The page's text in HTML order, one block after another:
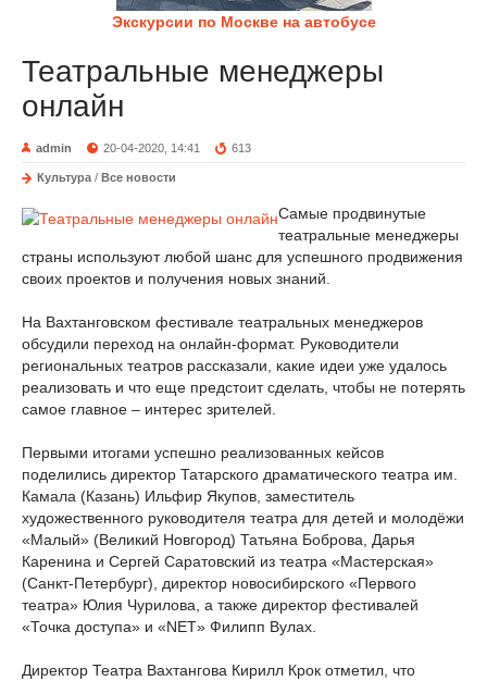
Экскурсии по Москве на автобусе
Театральные менеджеры
онлайн
admin 20-04-2020, 14:41 613
Культура / Все новости
Самые продвинутые
театральные менеджеры
страны используют любой шанс для успешного продвижения
своих проектов и получения новых знаний.
На Вахтанговском фестивале театральных менеджеров
обсудили переход на онлайн-формат. Руководители
региональных театров рассказали, какие идеи уже удалось
реализовать и что еще предстоит сделать, чтобы не потерять
самое главное – интерес зрителей.
Первыми итогами успешно реализованных кейсов
поделились директор Татарского драматического театра им.
Камала (Казань) Ильфир Якупов, заместитель
художественного руководителя театра для детей и молодёжи
«Малый» (Великий Новгород) Татьяна Боброва, Дарья
Каренина и Сергей Саратовский из театра «Мастерская»
(Санкт-Петербург), директор новосибирского «Первого
театра» Юлия Чурилова, а также директор фестивалей
«Точка доступа» и «NET» Филипп Вулах.
Директор Театра Вахтангова Кирилл Крок отметил, что